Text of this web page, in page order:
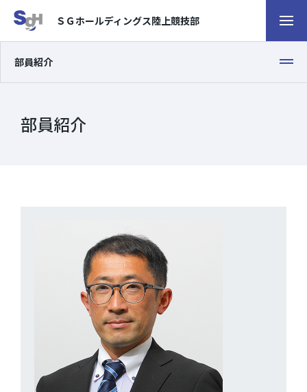
ＳＧホールディングス陸上競技部
部員紹介
部員紹介